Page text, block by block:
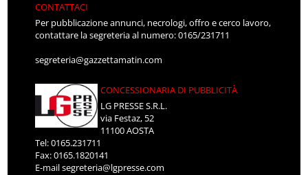
CONTATTACI
Per pubblicazione annunci, necrologi, offro e cerco lavoro,
contattare la segreteria al numero: 0165/231711
segreteria@gazzettamatin.com
CONCESSIONARIA DI PUBBLICITÀ
LG PRESSE S.R.L.
via Festaz, 52
11100 AOSTA
Tel: 0165.231711
Fax: 0165.1820141
E-mailsegreteria@lgpresse.com